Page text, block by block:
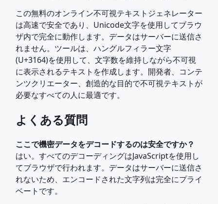
この無料のオンライン不可視テキストジェネレーター
は高速で安全であり、Unicode文字を使用してブラウ
ザ内で完全に動作します。データはサーバーに送信さ
れません。ツールは、ハングルフィラー文字
(U+3164)を使用して、文字数を維持しながら不可視
に表示されるテキストを作成します。開発者、コンテ
ンツクリエーター、創造的な目的で不可視テキストが
必要なすべての人に最適です。
よくある質問
ここで機密データをデコードするのは安全ですか？
はい。すべてのデコーディングはJavaScriptを使用し
てブラウザで行われます。データはサーバーに送信さ
れないため、エンコードされた文字列は完全にプライ
ベートです。